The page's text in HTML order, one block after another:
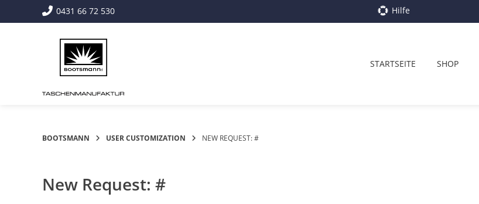
zum
0431 66 72 530 Hilfe
STARTSEITE SHOP
BOOTSMANN USER CUSTOMIZATION NEW REQUEST: #
New Request: #